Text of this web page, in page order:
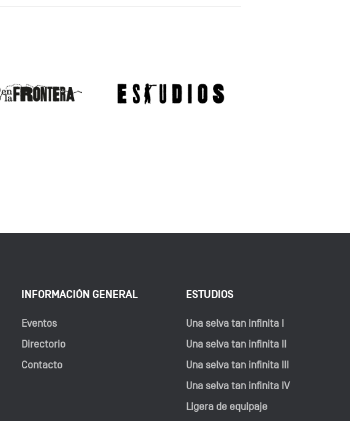
INFORMACIÓN GENERAL
Eventos
Directorio
Contacto
ESTUDIOS
Una selva tan infinita I
Una selva tan infinita II
Una selva tan infinita III
Una selva tan infinita IV
Ligera de equipaje